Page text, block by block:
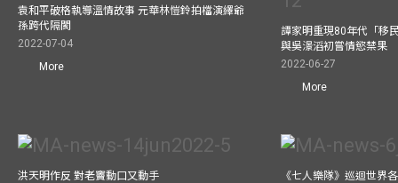
袁和平破格執導溫情故事 元華林愷鈴拍檔演繹爺
孫跨代隔閡
2022-07-04
More
譚家明重現80年代「移
與吳澋滔初嘗情慾禁果
2022-06-27
More
洪天明作反 對老竇動口又動手
《七人樂隊》巡迴世界